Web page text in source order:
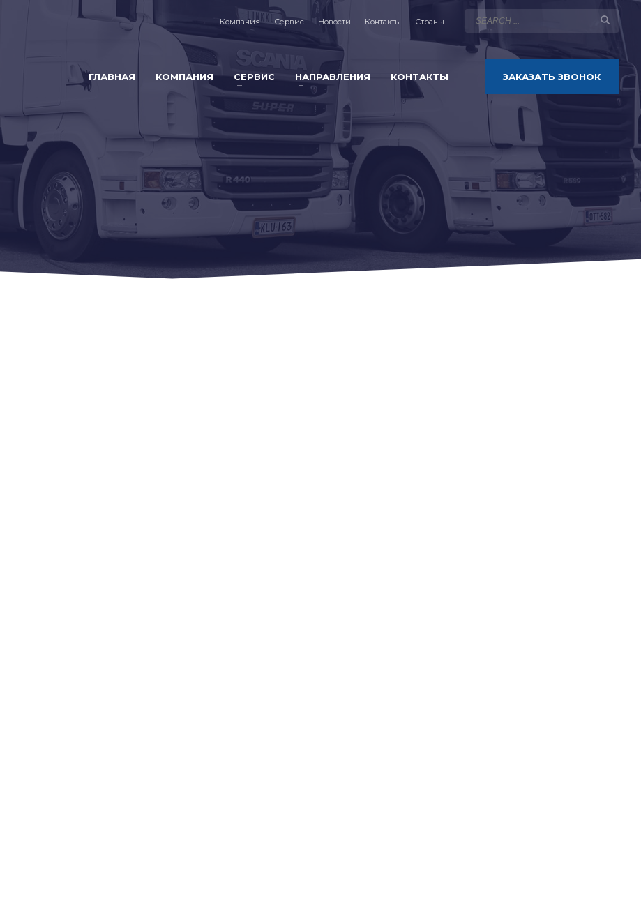
Компания Сервис Новости Контакты Страны
ГЛАВНАЯ КОМПАНИЯ СЕРВИС НАПРАВЛЕНИЯ КОНТАКТЫ ЗАКАЗАТЬ ЗВОНОК